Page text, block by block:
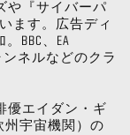
や『サイバーパ
ます。広告ディ
BBC、EA
ンネルなどのクラ
優エイダン・ギ
州宇宙機関）の